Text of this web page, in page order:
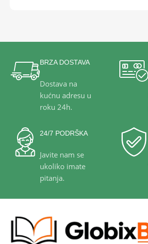
BRZA DOSTAVA
Dostava na
kućnu adresu u
roku 24h.
24/7 PODRŠKA
Javite nam se
ukoliko imate
pitanja.